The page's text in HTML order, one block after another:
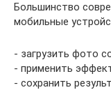
Большинство
мобильные
- загрузить фото
- применить
- сохранить